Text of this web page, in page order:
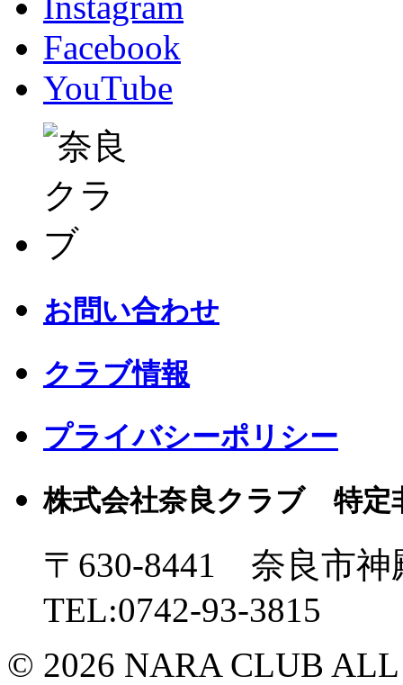
Facebook
YouTube
お問い合わせ
クラブ情報
プライバシーポリシー
株式会社奈良クラブ 特定
〒630-8441 奈良市
TEL:0742-93-3815
© 2026 NARA CLUB ALL